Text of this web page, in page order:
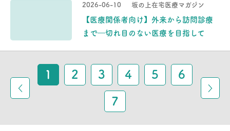
2026-06-10 坂の上在宅医療マガジン
【医療関係者向け】外来から訪問診療
まで―切れ目のない医療を目指して
1 2 3 4 5 6
7